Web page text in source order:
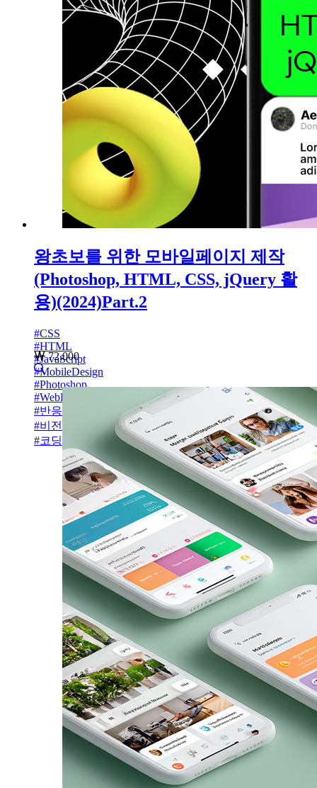
왕초보를 위한 모바일페이지 제작
(Photoshop, HTML, CSS, jQuery 활
용)(2024)Part.2
#CSS
#HTML
#JavaScript
#MobileDesign
#Photoshop
#WebDesign
#반응형사이트
#비전공자설계
#코딩초보
72,000